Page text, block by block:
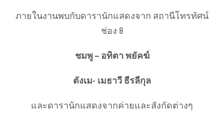
ภายในงานพบกับดารานักแสดงจาก สถานีโทรทัศน์
ช่อง 8
ชมพู – อทิตา พยัคฆ์
ตังเม- เมธาวี ธีรลีกุล
และดารานักแสดงจากค่ายและสังกัดต่างๆ